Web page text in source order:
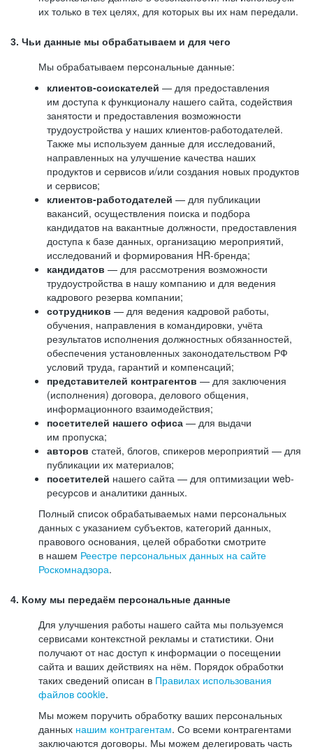
их только в тех целях, для которых вы их нам передали.
3. Чьи данные мы обрабатываем и для чего
Мы обрабатываем персональные данные:
клиентов-соискателей — для предоставления
им доступа к функционалу нашего сайта, содействия
занятости и предоставления возможности
трудоустройства у наших клиентов-работодателей.
Также мы используем данные для исследований,
направленных на улучшение качества наших
продуктов и сервисов и/или создания новых продуктов
и сервисов;
клиентов-работодателей — для публикации
вакансий, осуществления поиска и подбора
кандидатов на вакантные должности, предоставления
доступа к базе данных, организацию мероприятий,
исследований и формирования HR-бренда;
кандидатов — для рассмотрения возможности
трудоустройства в нашу компанию и для ведения
кадрового резерва компании;
сотрудников — для ведения кадровой работы,
обучения, направления в командировки, учёта
результатов исполнения должностных обязанностей,
обеспечения установленных законодательством РФ
условий труда, гарантий и компенсаций;
представителей контрагентов — для заключения
(исполнения) договора, делового общения,
информационного взаимодействия;
посетителей нашего офиса — для выдачи
им пропуска;
авторов статей, блогов, спикеров мероприятий — для
публикации их материалов;
посетителей нашего сайта — для оптимизации web-
ресурсов и аналитики данных.
Полный список обрабатываемых нами персональных
данных с указанием субъектов, категорий данных,
правового основания, целей обработки смотрите
в нашем Реестре персональных данных на сайте
Роскомнадзора.
4. Кому мы передаём персональные данные
Для улучшения работы нашего сайта мы пользуемся
сервисами контекстной рекламы и статистики. Они
получают от нас доступ к информации о посещении
сайта и ваших действиях на нём. Порядок обработки
таких сведений описан в Правилах использования
файлов cookie.
Мы можем поручить обработку ваших персональных
данных нашим контрагентам. Со всеми контрагентами
заключаются договоры. Мы можем делегировать часть